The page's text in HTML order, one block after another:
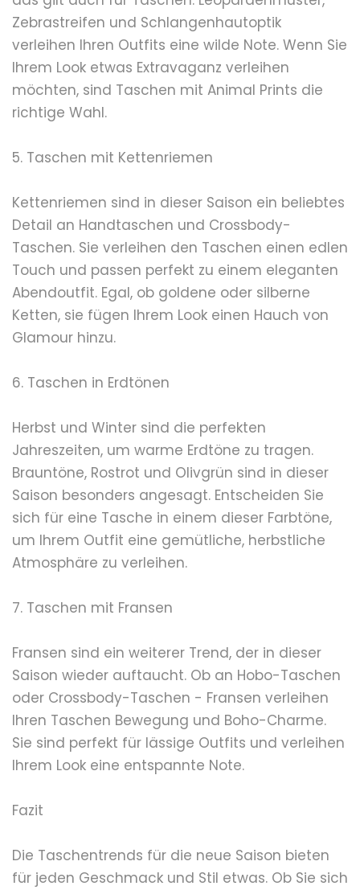
Zebrastreifen und Schlangenhautoptik
verleihen Ihren Outfits eine wilde Note. Wenn Sie
Ihrem Look etwas Extravaganz verleihen
möchten, sind Taschen mit Animal Prints die
richtige Wahl.
5. Taschen mit Kettenriemen
Kettenriemen sind in dieser Saison ein beliebtes
Detail an Handtaschen und Crossbody-
Taschen. Sie verleihen den Taschen einen edlen
Touch und passen perfekt zu einem eleganten
Abendoutfit. Egal, ob goldene oder silberne
Ketten, sie fügen Ihrem Look einen Hauch von
Glamour hinzu.
6. Taschen in Erdtönen
Herbst und Winter sind die perfekten
Jahreszeiten, um warme Erdtöne zu tragen.
Brauntöne, Rostrot und Olivgrün sind in dieser
Saison besonders angesagt. Entscheiden Sie
sich für eine Tasche in einem dieser Farbtöne,
um Ihrem Outfit eine gemütliche, herbstliche
Atmosphäre zu verleihen.
7. Taschen mit Fransen
Fransen sind ein weiterer Trend, der in dieser
Saison wieder auftaucht. Ob an Hobo-Taschen
oder Crossbody-Taschen - Fransen verleihen
Ihren Taschen Bewegung und Boho-Charme.
Sie sind perfekt für lässige Outfits und verleihen
Ihrem Look eine entspannte Note.
Fazit
Die Taschentrends für die neue Saison bieten
für jeden Geschmack und Stil etwas. Ob Sie sich